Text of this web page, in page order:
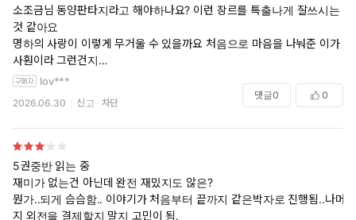
소조금님 동양판타지라고 해야하나요? 이런 장르를 특출나게 잘쓰시는
것 같아요
명하의 사랑이 이렇게 무거울 수 있을까요 처음으로 마음을 나눠준 이가
사훤이라 그런건지
명하의 목숨을 바친 사랑이 애틋하고 짠하기도 하네요 ... 보면서 진짜 눈
동양물인데 내용이 크게 어렵지 않고 전개 방식이 너무 좋았어요
비단물고기 명하와 상놈저하 항상 행복하시길 ㅠㅠ
lov***
2026.06.30 신고 차단
댓글0 0
5권중반 읽는 중
재미가 없는건 아닌데 완전 재밌지도 않은?
뭔가..되게 슴슴함.. 이야기가 처음부터 끝까지 같은박자로 진행됨..나머
지 외전을 결제할지 말지 고민이 됨.